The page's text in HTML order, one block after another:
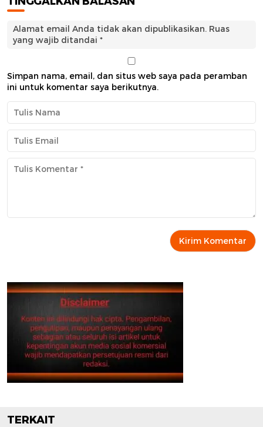
Alamat email Anda tidak akan dipublikasikan. Ruas
yang wajib ditandai *
Simpan nama, email, dan situs web saya pada peramban
ini untuk komentar saya berikutnya.
TERKAIT